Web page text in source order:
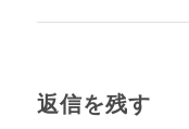
返信を残す